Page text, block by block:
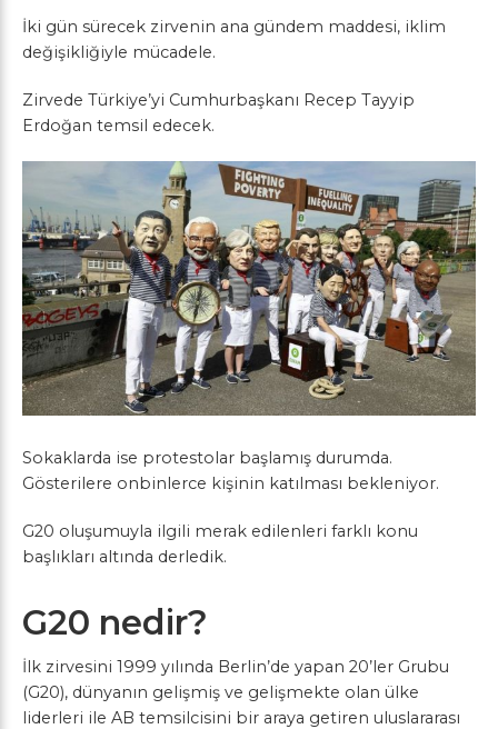
İki gün sürecek zirvenin ana gündem maddesi, iklim
değişikliğiyle mücadele.
Zirvede Türkiye’yi Cumhurbaşkanı Recep Tayyip
Erdoğan temsil edecek.
Sokaklarda ise protestolar başlamış durumda.
Gösterilere onbinlerce kişinin katılması bekleniyor.
G20 oluşumuyla ilgili merak edilenleri farklı konu
başlıkları altında derledik.
G20 nedir?
İlk zirvesini 1999 yılında Berlin’de yapan 20’ler Grubu
(G20), dünyanın gelişmiş ve gelişmekte olan ülke
liderleri ile AB temsilcisini bir araya getiren uluslararası